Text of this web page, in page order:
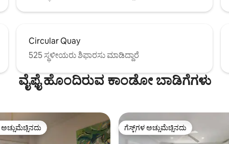
Circular Quay
525 ಸ್ಥಳೀಯರು ಶಿಫಾರಸು ಮಾಡಿದ್ದಾರೆ
ವೈಫೈ ಹೊಂದಿರುವ ಕಾಂಡೋ ಬಾಡಿಗೆಗಳು
ಹೆಚ್ಚು ಅಚ್ಚುಮೆಚ್ಚಿನದು ಗೆಸ್ಟ್‌ಗಳ ಅಚ್ಚುಮೆಚ್ಚಿನದು
ಗೆಸ್ಟ್‌ಗಳ ಅಚ್ಚುಮೆಚ್ಚಿನದು